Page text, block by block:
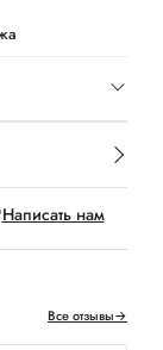
Написать нам
Все отзывы→